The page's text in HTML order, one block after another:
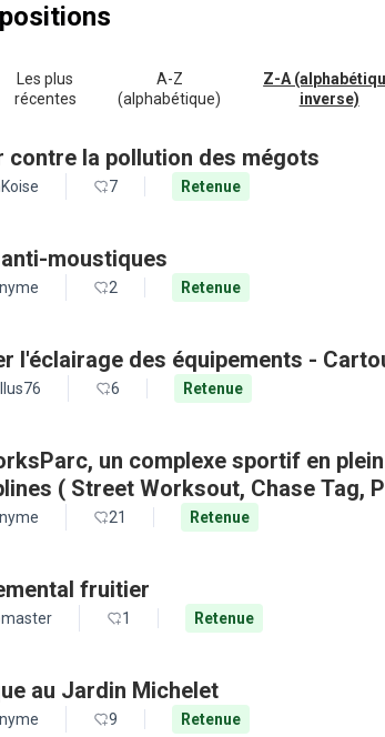
Les plus
récentes
A-Z
(alphabétique)
Z-A
inverse)
contre la pollution des mégots
7 Retenue
moustiques
2 Retenue
l'éclairage des équipements -
6 Retenue
un complexe sportif en
( Street Worksout, Chase Tag,
21 Retenue
fruitier
1 Retenue
au Jardin Michelet
9 Retenue